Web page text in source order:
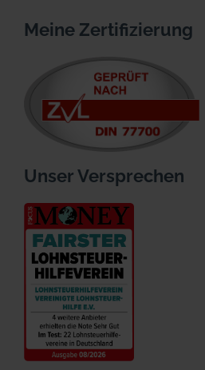
Meine Zertifizierung
Unser Versprechen